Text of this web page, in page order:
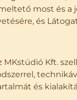
most és
és
Kft.
és